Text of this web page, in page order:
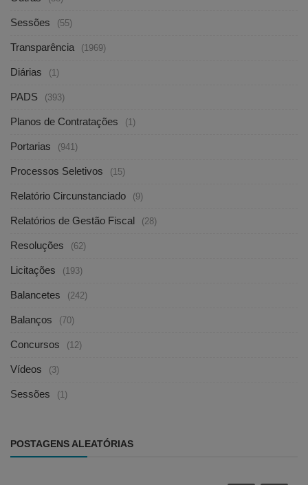
Sessões (55)
Transparência (1969)
Diárias (1)
PADS (393)
Planos de Contratações (1)
Portarias (941)
Processos Seletivos (15)
Relatório Circunstanciado (9)
Relatórios de Gestão Fiscal (28)
Resoluções (62)
Licitações (193)
Balancetes (242)
Balanços (70)
Concursos (12)
Vídeos (3)
Sessões (1)
POSTAGENS ALEATÓRIAS